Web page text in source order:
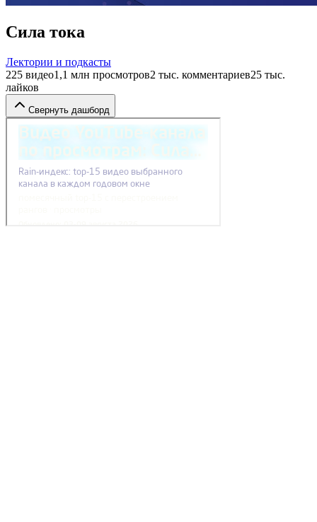
Сила тока
Лектории и подкасты
225 видео1,1 млн просмотров2 тыс. комментариев25 тыс.
лайков
Свернуть дашборд